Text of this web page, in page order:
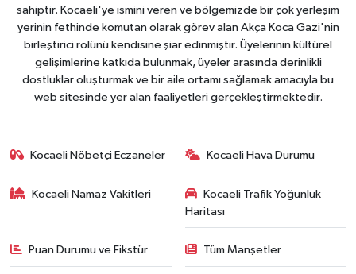
sahiptir. Kocaeli'ye ismini veren ve bölgemizde bir çok yerleşim
yerinin fethinde komutan olarak görev alan Akça Koca Gazi'nin
birleştirici rolünü kendisine şiar edinmiştir. Üyelerinin kültürel
gelişimlerine katkıda bulunmak, üyeler arasında derinlikli
dostluklar oluşturmak ve bir aile ortamı sağlamak amacıyla bu
web sitesinde yer alan faaliyetleri gerçekleştirmektedir.
Kocaeli Nöbetçi Eczaneler Kocaeli Hava Durumu
Kocaeli Namaz Vakitleri
Kocaeli Trafik Yoğunluk
Haritası
Puan Durumu ve Fikstür Tüm Manşetler